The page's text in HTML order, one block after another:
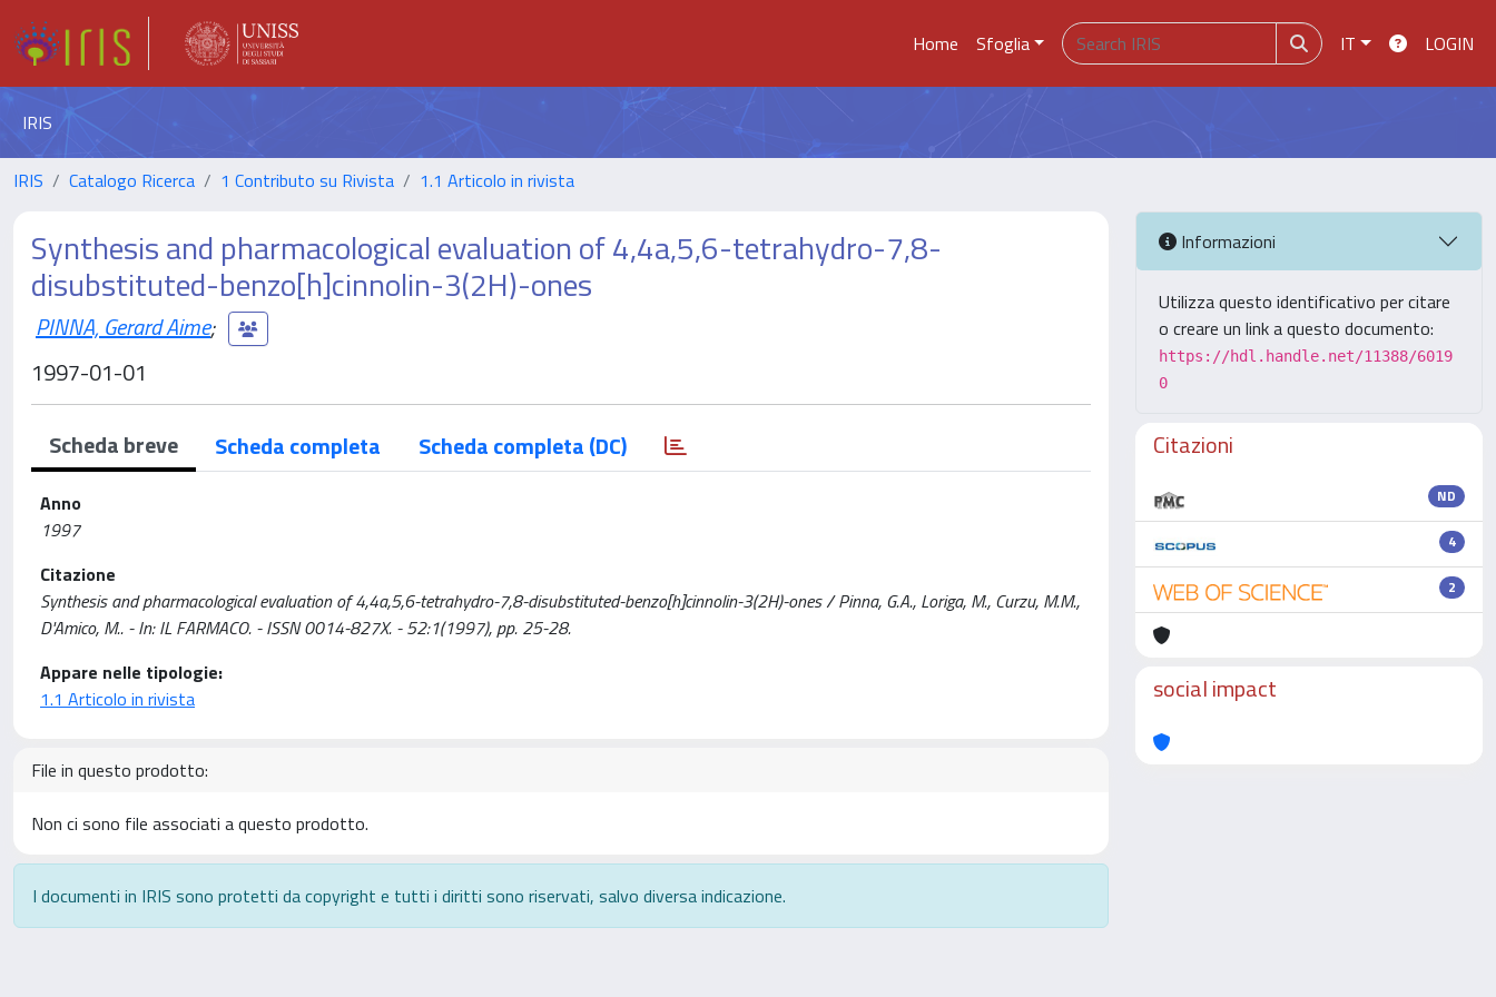
Home Sfoglia IT LOGIN
IRIS
IRIS Catalogo Ricerca 1 Contributo su Rivista 1.1 Articolo in rivista
Synthesis and pharmacological evaluation of 4,4a,5,6-tetrahydro-7,8-
disubstituted-benzo[h]cinnolin-3(2H)-ones
PINNA, Gerard Aime;
1997-01-01
Scheda breve Scheda completa Scheda completa (DC)
Anno
1997
Citazione
Synthesis and pharmacological evaluation of 4,4a,5,6-tetrahydro-7,8-disubstituted-benzo[h]cinnolin-3(2H)-ones / Pinna, G.A., Loriga, M., Curzu, M.M.,
D'Amico, M.. - In: IL FARMACO. - ISSN 0014-827X. - 52:1(1997), pp. 25-28.
Appare nelle tipologie:
1.1 Articolo in rivista
File in questo prodotto:
Non ci sono file associati a questo prodotto.
I documenti in IRIS sono protetti da copyright e tutti i diritti sono riservati, salvo diversa indicazione.
Informazioni
Utilizza questo identificativo per citare
o creare un link a questo documento:
https://hdl.handle.net/11388/6019
0
Citazioni
ND
4
2
social impact